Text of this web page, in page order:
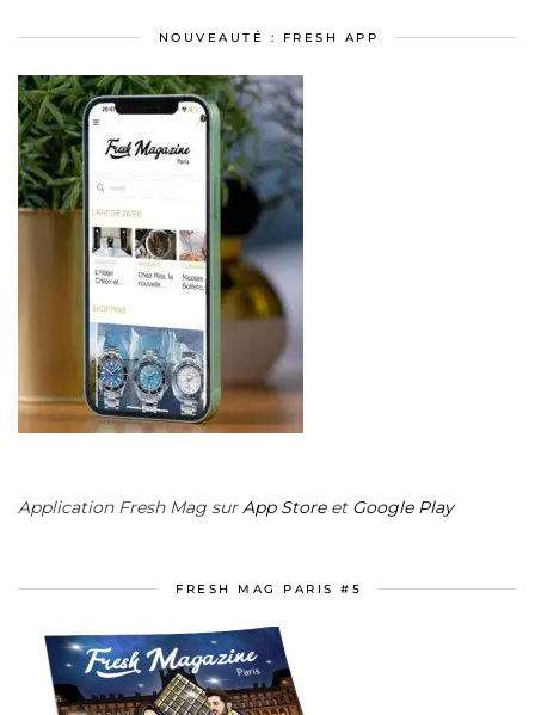
NOUVEAUTÉ : FRESH APP
Application Fresh Mag surApp Storeet Google Play
FRESH MAG PARIS #5